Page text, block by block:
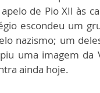
de Pio XII às
escondeu um
nazismo; um
uma imagem da
ainda hoje.